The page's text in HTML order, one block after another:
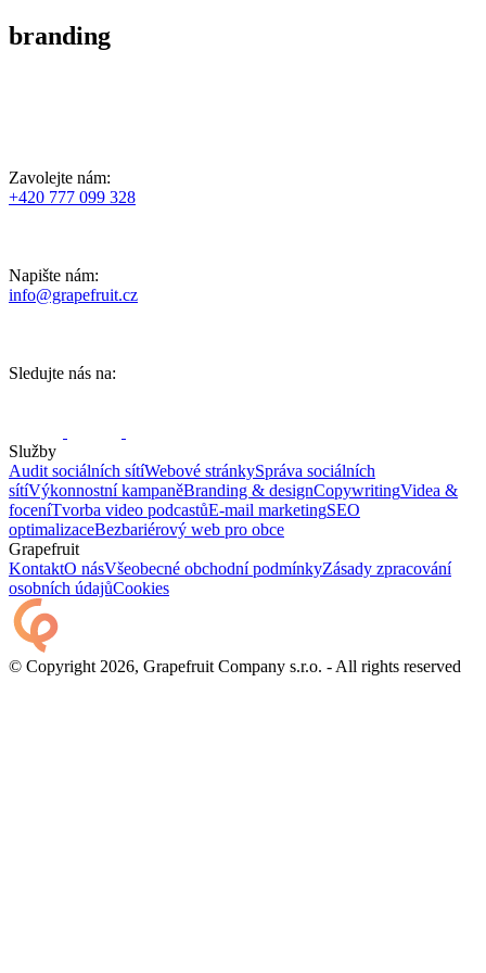
branding
Zavolejte nám:
+420 777 099 328
Napište nám:
info@grapefruit.cz
Sledujte nás na:
Služby
Audit sociálních sítíWebové stránkySpráva sociálních
sítíVýkonnostní kampaněBranding & designCopywritingVidea &
foceníTvorba video podcastůE-mail marketingSEO
optimalizaceBezbariérový web pro obce
Grapefruit
KontaktO násVšeobecné obchodní podmínkyZásady zpracování
osobních údajůCookies
© Copyright 2026, Grapefruit Company s.r.o. - All rights reserved